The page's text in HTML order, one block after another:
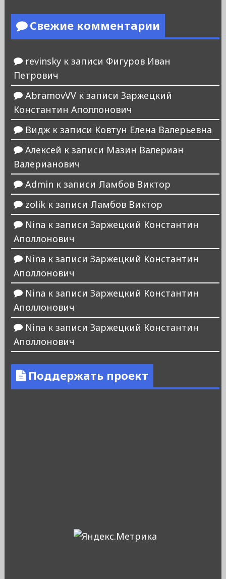
Свежие комментарии
revinskyк записи Фигуров Иван
Петрович
AbramovVVк записи Заржецкий
Константин Аполлонович
Виджк записи Ковтун Елена Валерьевна
Алексей к записи Мазин Валериан
Валерианович
Admin к записи Ламбов Виктор
zolikк записи Ламбов Виктор
Nina к записи Заржецкий Константин
Аполлонович
Nina к записи Заржецкий Константин
Аполлонович
Nina к записи Заржецкий Константин
Аполлонович
Nina к записи Заржецкий Константин
Аполлонович
Поддержать проект